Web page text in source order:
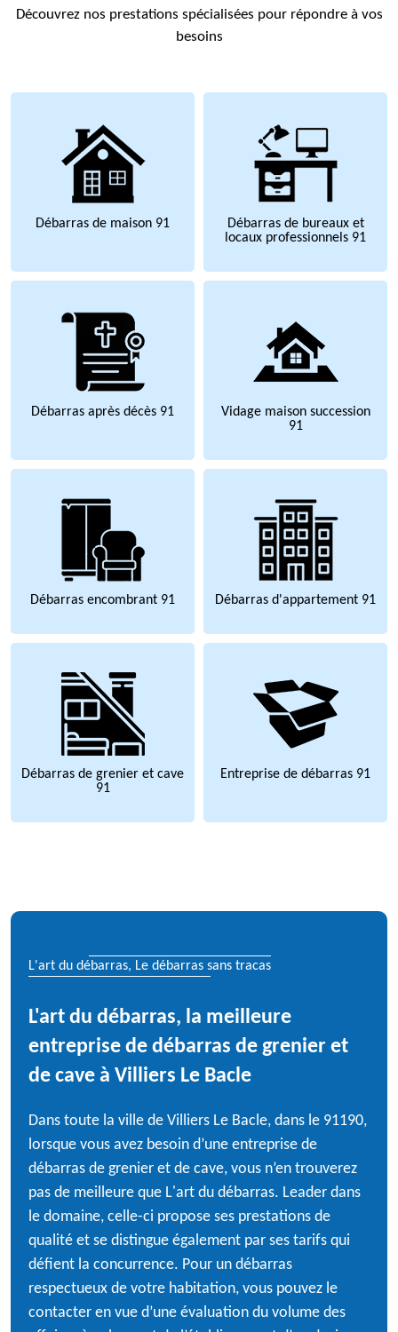
Découvrez nos prestations spécialisées pour répondre à vos
besoins
Débarras de maison 91
Débarras de bureaux et
locaux professionnels 91
Débarras après décès 91
Vidage maison succession
91
Débarras encombrant 91 Débarras d'appartement 91
Débarras de grenier et cave
91
Entreprise de débarras 91
L'art du débarras, Le débarras sans tracas
L'art du débarras, la meilleure
entreprise de débarras de grenier et
de cave à Villiers Le Bacle
Dans toute la ville de Villiers Le Bacle, dans le 91190,
lorsque vous avez besoin d’une entreprise de
débarras de grenier et de cave, vous n’en trouverez
pas de meilleure que L'art du débarras. Leader dans
le domaine, celle-ci propose ses prestations de
qualité et se distingue également par ses tarifs qui
défient la concurrence. Pour un débarras
respectueux de votre habitation, vous pouvez le
contacter en vue d’une évaluation du volume des